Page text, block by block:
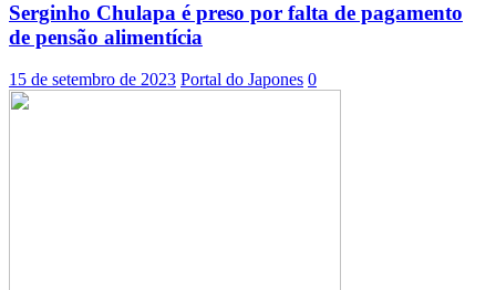
Serginho Chulapa é preso por falta de pagamento
de pensão alimentícia
15 de setembro de 2023 Portal do Japones 0